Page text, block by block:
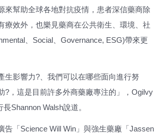
來幫助全球各地對抗疫情，患者深信藥商除
療效外，也樂見藥商在公共衛生、環境、社
、Social、Governance, ESG)帶來更
生影響力?、我們可以在哪些面向進行努
?，這是目前許多外商藥廠專注的」，Ogilvy
Shannon Walsh說道。
告「Science Will Win」與強生藥廠「Jassen